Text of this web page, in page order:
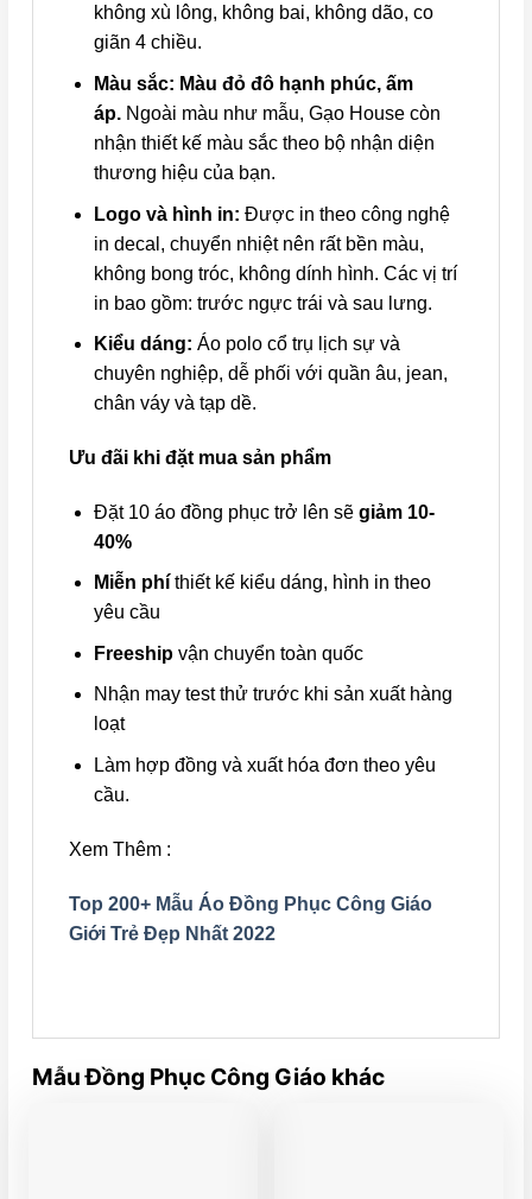
không xù lông, không bai, không dão, co
giãn 4 chiều.
Màu sắc: Màu đỏ đô hạnh phúc, ấm
áp.Ngoài màu như mẫu, Gạo House còn
nhận thiết kế màu sắc theo bộ nhận diện
thương hiệu của bạn.
Logo và hình in: Được in theo công nghệ
in decal, chuyển nhiệt nên rất bền màu,
không bong tróc, không dính hình. Các vị trí
in bao gồm: trước ngực trái và sau lưng.
Kiểu dáng: Áo polo cổ trụ lịch sự và
chuyên nghiệp, dễ phối với quần âu, jean,
chân váy và tạp dề.
Ưu đãi khi đặt mua sản phẩm
Đặt 10 áo đồng phục trở lên sẽ giảm 10-
40%
Miễn phíthiết kế kiểu dáng, hình in theo
yêu cầu
Freeshipvận chuyển toàn quốc
Nhận may test thử trước khi sản xuất hàng
loạt
Làm hợp đồng và xuất hóa đơn theo yêu
cầu.
Xem Thêm :
Top 200+ Mẫu Áo Đồng Phục Công Giáo
Giới Trẻ Đẹp Nhất 2022
Mẫu Đồng Phục Công Giáo khác